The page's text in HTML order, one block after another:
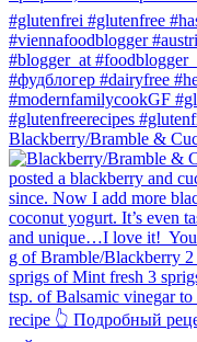
Blackberry/Bramble &